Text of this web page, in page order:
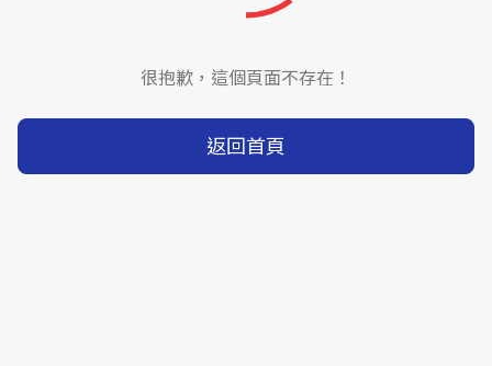
很抱歉，這個頁面不存在！
返回首頁